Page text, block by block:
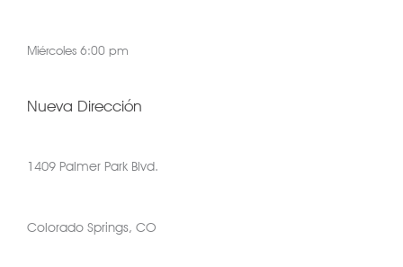
Miércoles 6:00 pm
Nueva Dirección
1409 Palmer Park Blvd.
Colorado Springs, CO